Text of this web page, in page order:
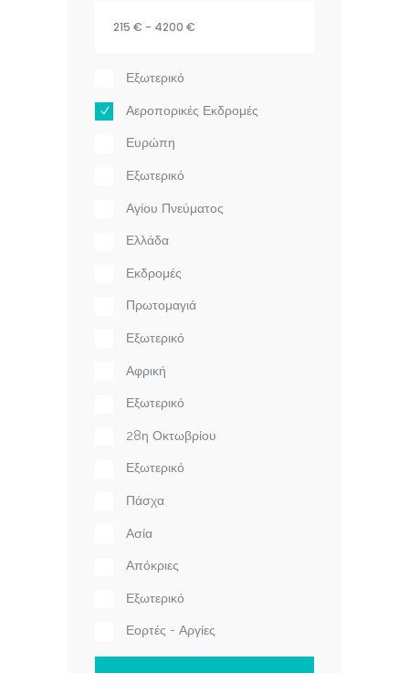
Εξωτερικό
Αεροπορικές Εκδρομές
Ευρώπη
Εξωτερικό
Αγίου Πνεύματος
Ελλάδα
Εκδρομές
Πρωτομαγιά
Εξωτερικό
Αφρική
Εξωτερικό
28η Οκτωβρίου
Εξωτερικό
Πάσχα
Ασία
Απόκριες
Εξωτερικό
Εορτές - Αργίες